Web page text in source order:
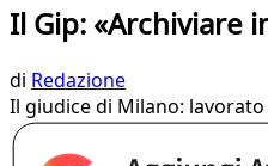
Il Gip: «Archiviare
di Redazione
Il giudice di Milano: